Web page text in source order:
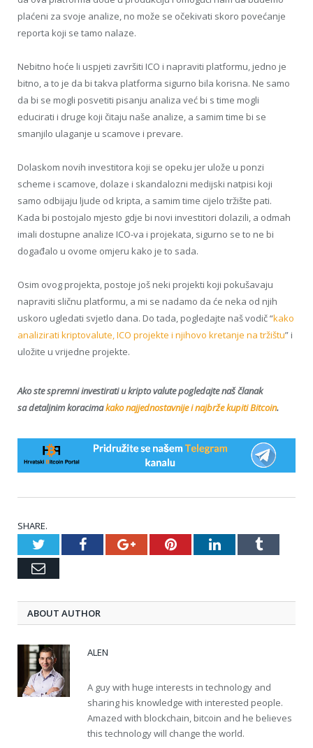
plaćeni za svoje analize, no može se očekivati skoro povećanje
reporta koji se tamo nalaze.
Nebitno hoće li uspjeti završiti ICO i napraviti platformu, jedno je
bitno, a to je da bi takva platforma sigurno bila korisna. Ne samo
da bi se mogli posvetiti pisanju analiza već bi s time mogli
educirati i druge koji čitaju naše analize, a samim time bi se
smanjilo ulaganje u scamove i prevare.
Dolaskom novih investitora koji se opeku jer ulože u ponzi
scheme i scamove, dolaze i skandalozni medijski natpisi koji
samo odbijaju ljude od kripta, a samim time cijelo tržište pati.
Kada bi postojalo mjesto gdje bi novi investitori dolazili, a odmah
imali dostupne analize ICO-va i projekata, sigurno se to ne bi
događalo u ovome omjeru kako je to sada.
Osim ovog projekta, postoje još neki projekti koji pokušavaju
napraviti sličnu platformu, a mi se nadamo da će neka od njih
uskoro ugledati svjetlo dana. Do tada, pogledajte naš vodič “kako
analizirati kriptovalute, ICO projekte i njihovo kretanje na tržištu” i
uložite u vrijedne projekte.
Ako ste spremni investirati u kripto valute pogledajte naš članak
sa detaljnim koracimakako najjednostavnije i najbrže kupiti Bitcoin.
SHARE.
TwitterFacebookGoogle+PinterestLinkedInTumblr
Email
ABOUT AUTHOR
ALEN
A guy with huge interests in technology and
sharing his knowledge with interested people.
Amazed with blockchain, bitcoin and he believes
this technology will change the world.